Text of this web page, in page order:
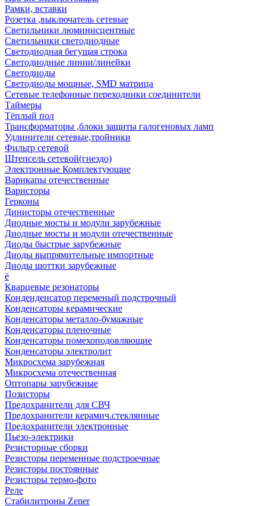
Рамки, вставки
Розетка ,выключатель сетевые
Светильники люминисцентные
Светильники светодиодные
Светодиодная бегущая строка
Светодиодные линии/линейки
Светодиоды
Светодиоды мощные, SMD матрица
Сетевые телефонные переходники соединители
Таймеры
Тёплый пол
Трансформаторы ,блоки защиты галогеновых ламп
Удлинители сетевые,тройники
Фильтр сетевой
Штепсель сетевой(гнездо)
Электронные Комплектующие
Варикапы отечественные
Варисторы
Герконы
Динисторы отечественные
Диодные мосты и модули зарубежные
Диодные мосты и модули отечественные
Диоды быстрые зарубежные
Диоды выпрямительные импортные
Диоды шоттки зарубежные
ё
Кварцевые резонаторы
Конденденсатор переменый подстрочный
Конденсаторы керамические
Конденсаторы металло-бумажные
Конденсаторы пленочные
Конденсаторы помехоподовляющие
Конденсаторы электролит
Микросхема зарубежная
Микросхема отечественная
Оптопары зарубежные
Позисторы
Предохранители для СВЧ
Предохранители керамич.стеклянные
Предохранители электронные
Пьезо-электрики
Резисторные сборки
Резисторы переменные подстроечные
Резисторы постоянные
Резисторы термо-фото
Реле
Стабилитроны Zener